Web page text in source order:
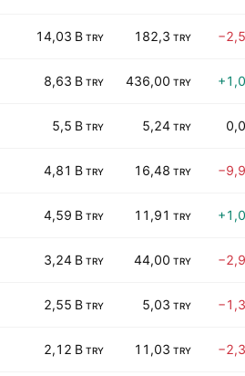
14,03 B TRY 182,3 TRY
8,63 B TRY 436,00 TRY
5,5 B TRY 5,24 TRY
4,81 B TRY 16,48 TRY
4,59 B TRY 11,91 TRY
3,24 B TRY 44,00 TRY
2,55 B TRY 5,03 TRY
2,12 B TRY 11,03 TRY